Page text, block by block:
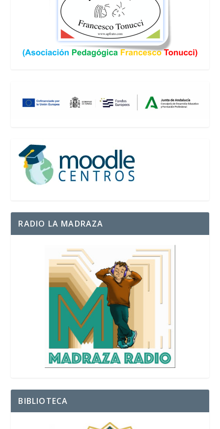
RADIO LA MADRAZA
BIBLIOTECA